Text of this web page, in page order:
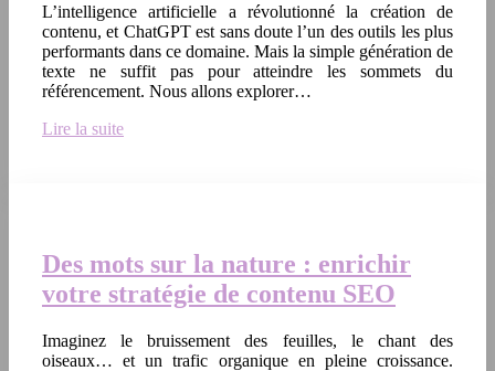
L’intelligence artificielle a révolutionné la création de
contenu, et ChatGPT est sans doute l’un des outils les plus
performants dans ce domaine. Mais la simple génération de
texte ne suffit pas pour atteindre les sommets du
référencement. Nous allons explorer…
Lire la suite
Des mots sur la nature : enrichir
votre stratégie de contenu SEO
Imaginez le bruissement des feuilles, le chant des
oiseaux… et un trafic organique en pleine croissance.